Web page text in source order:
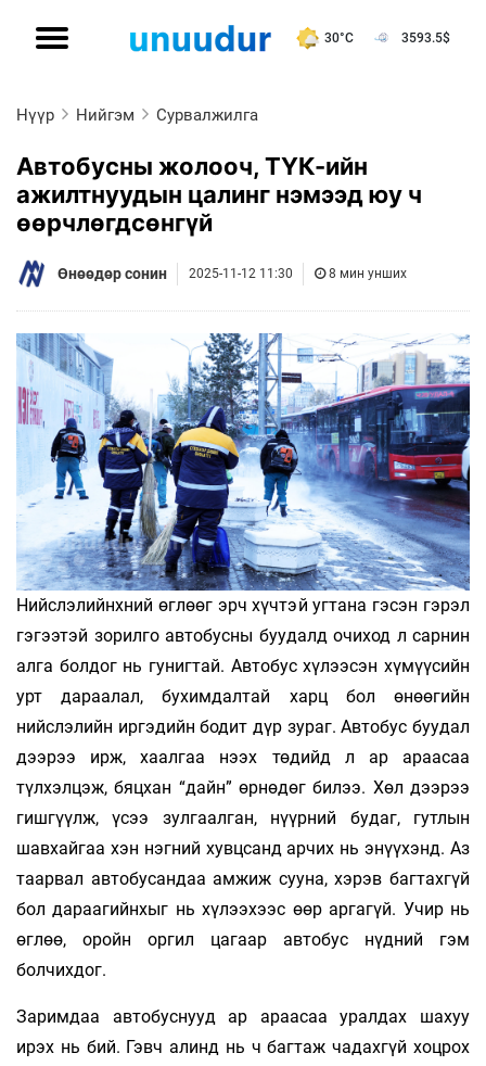
30°C 3593.5$
Нүүр Нийгэм Сурвалжилга
Автобусны жолооч, ТҮК-ийн
ажилтнуудын цалинг нэмээд юу ч
өөрчлөгдсөнгүй
Өнөөдөр сонин 2025-11-12 11:30 8 мин унших
Нийслэлийнхний өглөөг эрч хүчтэй угтана гэсэн гэрэл
гэгээтэй зорилго автобусны буудалд очиход л сарнин
алга болдог нь гунигтай. Автобус хүлээсэн хүмүүсийн
урт дараалал, бухимдалтай харц бол өнөөгийн
нийслэлийн иргэдийн бодит дүр зураг. Автобус буудал
дээрээ ирж, хаалгаа нээх төдийд л ар араасаа
түлхэлцэж, бяцхан “дайн” өрнөдөг билээ. Хөл дээрээ
гишгүүлж, үсээ зулгаалган, нүүрний будаг, гутлын
шавхайгаа хэн нэгний хувцсанд арчих нь энүүхэнд. Аз
таарвал автобусандаа амжиж сууна, хэрэв багтахгүй
бол дараагийнхыг нь хүлээхээс өөр аргагүй. Учир нь
өглөө, оройн оргил цагаар автобус нүдний гэм
болчихдог.
Заримдаа автобуснууд ар араасаа уралдах шахуу
ирэх нь бий. Гэвч алинд нь ч багтаж чадахгүй хоцрох